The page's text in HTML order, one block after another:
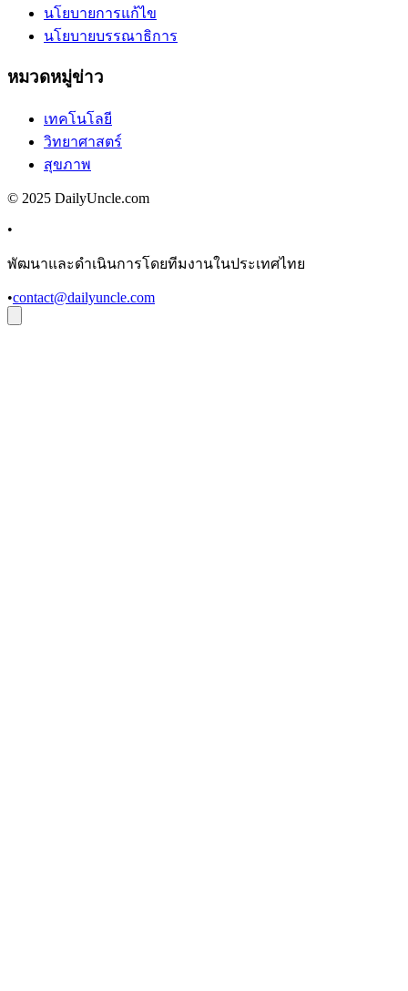
นโยบายการแก้ไข
นโยบายบรรณาธิการ
หมวดหมู่ข่าว
เทคโนโลยี
วิทยาศาสตร์
สุขภาพ
© 2025 DailyUncle.com
•
พัฒนาและดำเนินการโดยทีมงานในประเทศไทย
•contact@dailyuncle.com